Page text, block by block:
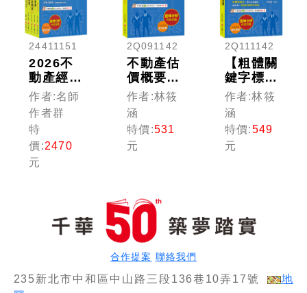
24411151
2026不
動產經紀
人套書：
逐條解析
條文，標
示必背重
點，收錄
完整科目
作者:名師
作者群
特
價:2470
元
2Q091142
不動產估
價概要
[條文解
析+歷屆
試題]
（八版）
（不動產
作者:林筱
涵
特價:531
元
2Q111142
【粗體關
鍵字標示
必背重
點】不動
產經紀相
關法規概
要[條文
經紀人）
作者:林筱
涵
特價:549
元
合作提案 聯絡我們
235新北市中和區中山路三段136巷10弄17號
地